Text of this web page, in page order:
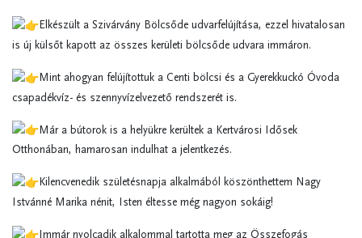
Elkészült a Szivárvány Bölcsőde udvarfelújítása, ezzel hivatalosan
is új külsőt kapott az összes kerületi bölcsőde udvara immáron.
Mint ahogyan felújítottuk a Centi bölcsi és a Gyerekkuckó Óvoda
csapadékvíz- és szennyvízelvezető rendszerét is.
Már a bútorok is a helyükre kerültek a Kertvárosi Idősek
Otthonában, hamarosan indulhat a jelentkezés.
Kilencvenedik születésnapja alkalmából köszönthettem Nagy
Istvánné Marika nénit, Isten éltesse még nagyon sokáig!
Immár nyolcadik alkalommal tartotta meg az Összefogás